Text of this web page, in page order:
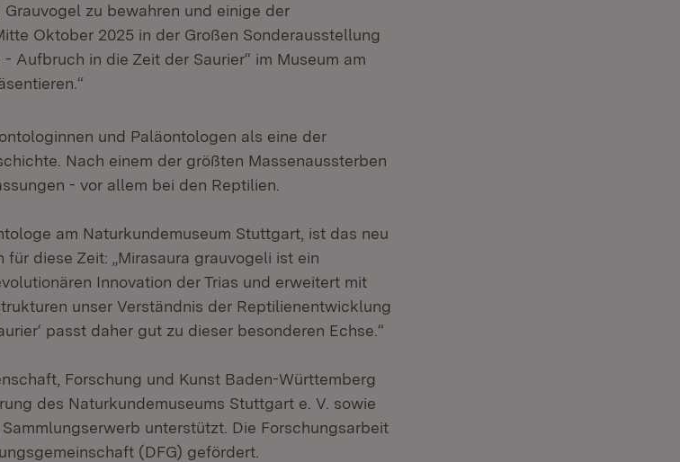
zu bewahren und einige der
Oktober 2025 in der Großen Sonderausstellung
Aufbruch in die Zeit der Saurier“ im Museum am
und Paläontologen als eine der
Nach einem der größten Massenaussterben
- vor allem bei den Reptilien.
am Naturkundemuseum Stuttgart, ist das neu
diese Zeit: „Mirasaura grauvogeli ist ein
Innovation der Trias und erweitert mit
unser Verständnis der Reptilienentwicklung
passt daher gut zu dieser besonderen Echse.“
Forschung und Kunst Baden-Württemberg
des Naturkundemuseums Stuttgart e. V. sowie
unterstützt. Die Forschungsarbeit
(DFG) gefördert.